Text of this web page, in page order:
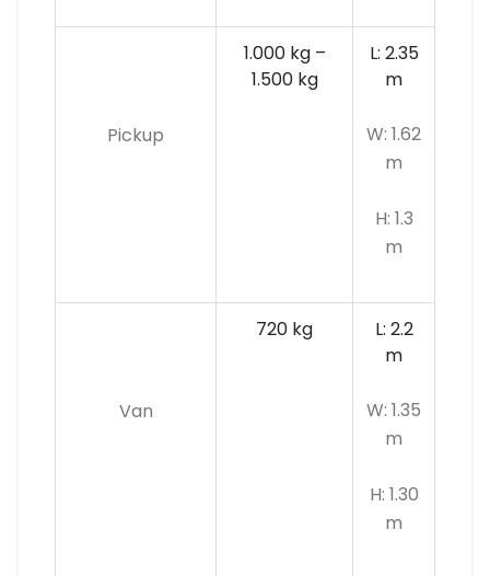
Pickup
1.000 kg –
1.500 kg
L: 2.35
m
W: 1.62
m
H: 1.3
m
Van
720 kg
L: 2.2
m
W: 1.35
m
H: 1.30
m